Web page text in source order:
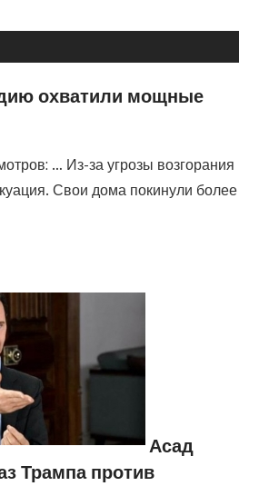
охватили мощные
… Из-за угрозы возгорания
Свои дома покинули более
Асад
Трампа против